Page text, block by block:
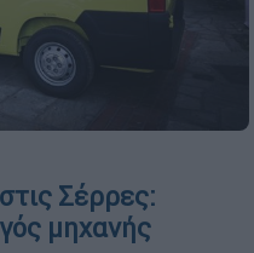
Σέρρες:
μηχανής